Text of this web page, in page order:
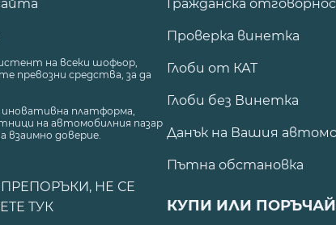
на всеки шофьор,
превозни средства, за да
иновативна платформа,
на автомобилния пазар
взаимно доверие.
НЕ СЕ
ТУК
Гражданска
Проверка винетка
Глоби от КАТ
Глоби без Винетка
Данък на Вашия
Пътна обстановка
КУПИ ИЛИ